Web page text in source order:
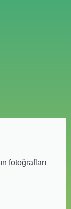
fotoğrafları